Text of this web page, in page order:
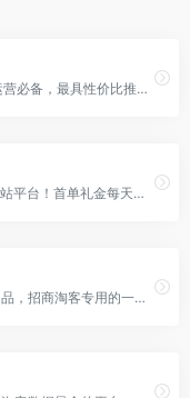
团长信息、隐藏优惠券信息一目了然 运营必备，最具性价比推广方案，漏洞价观察 店铺信息，佣金实时更新
实惠猪官网是全网最大淘客选品选单网站平台！首单礼金每天抢，极致榜单实时更新，选品库收集全网最多商品，实惠猪淘客助手一键查询淘宝客佣金和隐藏优惠券，做大牛淘客，就上实惠猪！
淘客易插件是淘宝易(www.tky.com)出品，招商淘客专用的一款浏览器插件，可轻松查看推广数据